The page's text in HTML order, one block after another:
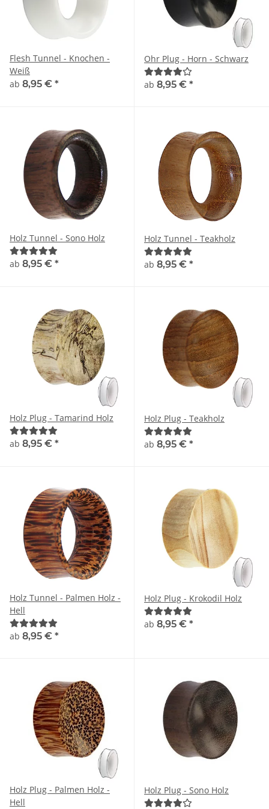
Flesh Tunnel - Knochen -
Weiß
ab 8,95 € *
Ohr Plug - Horn - Schwarz
ab 8,95 € *
Holz Tunnel - Sono Holz
ab 8,95 € *
Holz Tunnel - Teakholz
ab 8,95 € *
Holz Plug - Tamarind Holz
ab 8,95 € *
Holz Plug - Teakholz
ab 8,95 € *
Holz Tunnel - Palmen Holz -
Hell
ab 8,95 € *
Holz Plug - Krokodil Holz
ab 8,95 € *
Holz Plug - Palmen Holz -
Hell
Holz Plug - Sono Holz